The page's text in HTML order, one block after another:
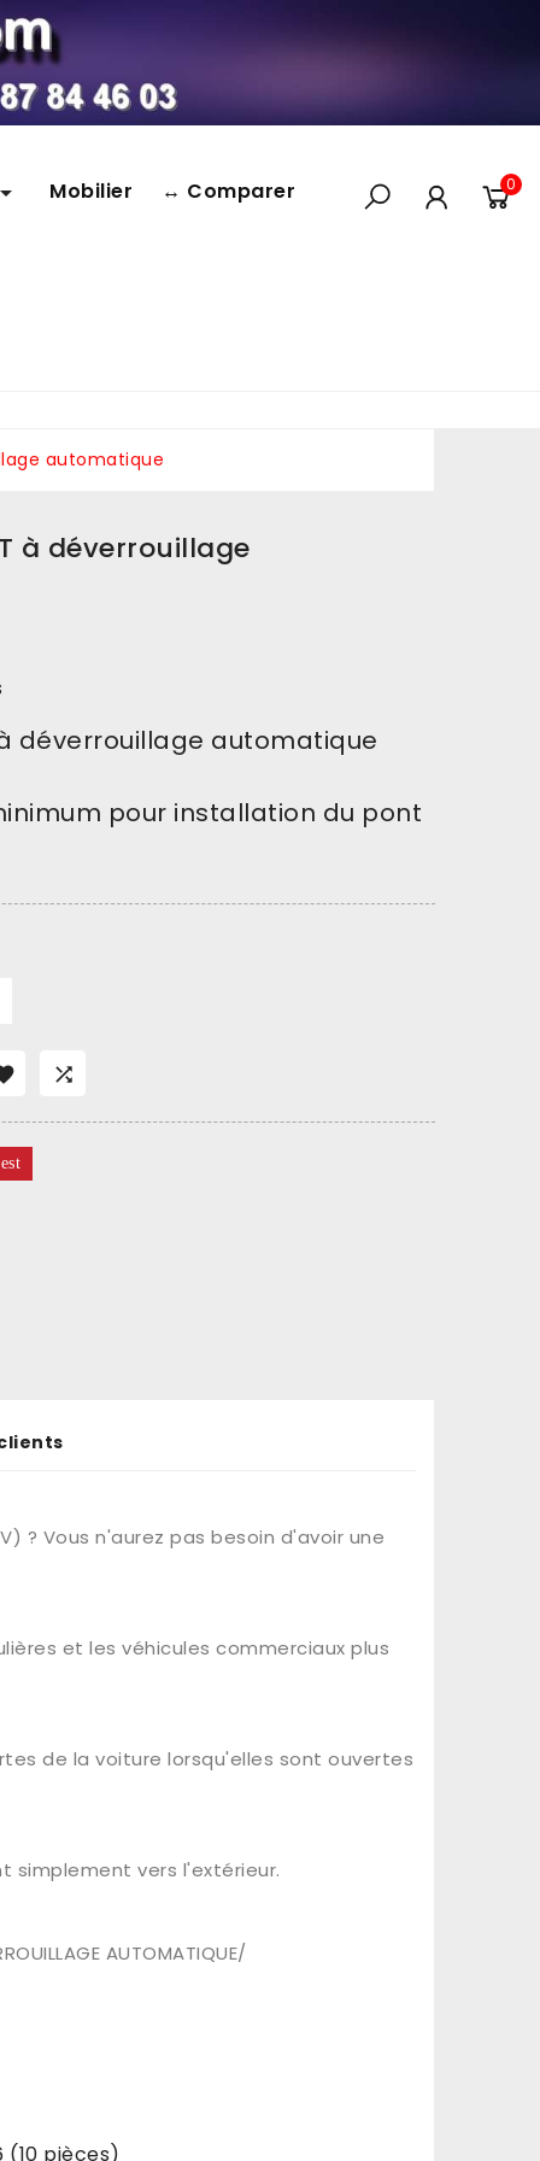
Mobilier ↔ Comparer 0
automatique
à déverrouillage
déverrouillage automatique
pour installation du pont

? Vous n'aurez pas besoin d'avoir une
et les véhicules commerciaux plus
de la voiture lorsqu'elles sont ouvertes
simplement vers l'extérieur.
AUTOMATIQUE/
(10 pièces)